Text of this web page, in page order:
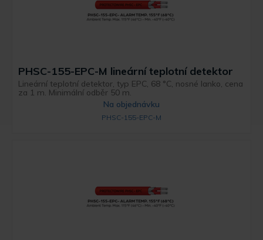
PHSC-155-EPC-M lineární teplotní detektor
Lineární teplotní detektor, typ EPC, 68 °C, nosné lanko, cena
za 1 m. Minimální odběr 50 m.
Na objednávku
PHSC-155-EPC-M